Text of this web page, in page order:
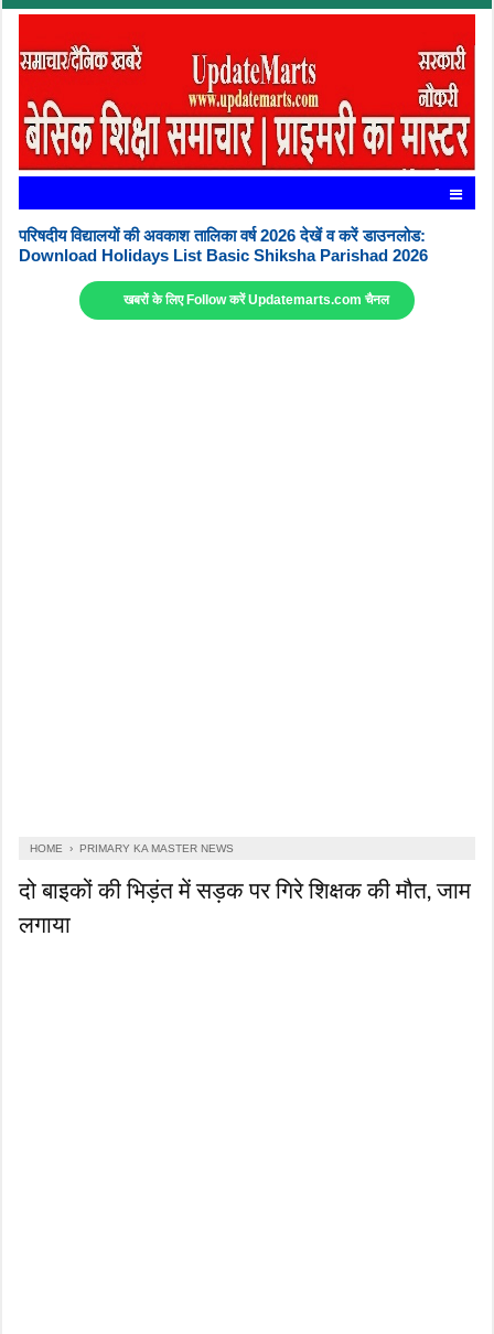
परिषदीय विद्यालयों की अवकाश तालिका वर्ष 2026 देखें व करें डाउनलोड:
Download Holidays List Basic Shiksha Parishad 2026
खबरों के लिए Follow करें Updatemarts.com चैनल
HOME › PRIMARY KA MASTER NEWS
दो बाइकों की भिड़ंत में सड़क पर गिरे शिक्षक की मौत, जाम
लगाया